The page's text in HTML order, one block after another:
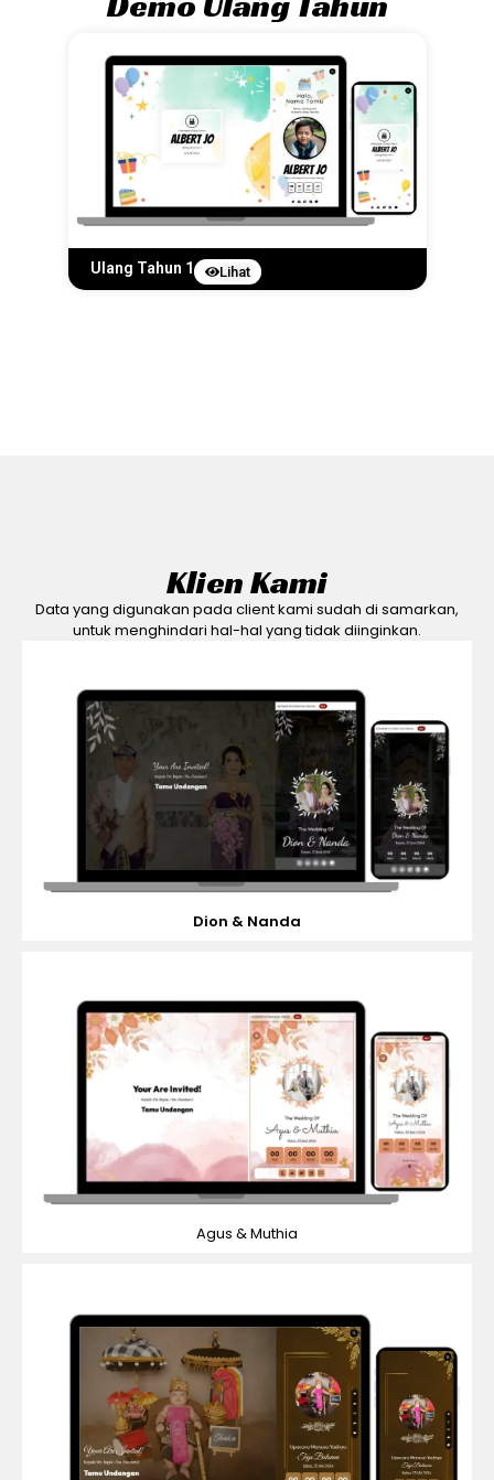
Ulang Tahun 1 Lihat
Klien Kami
Data yang digunakan pada client kami sudah di samarkan,
untuk menghindari hal-hal yang tidak diinginkan.
Dion & Nanda
Agus & Muthia